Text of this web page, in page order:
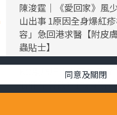
陳浚霆｜《愛回家》風
山出事 1原因全身爆紅
容」急回港求醫【附皮
蟲貼士】
KO脂肪肝｜女子每日食
肪肝 早餐改吃1款食物
同意及關閉